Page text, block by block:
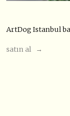
ArtDog Istanbul
satın al →